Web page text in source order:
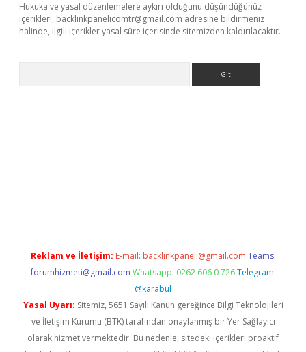
Hukuka ve yasal düzenlemelere aykırı olduğunu düşündüğünüz
içerikleri, backlinkpanelicomtr@gmail.com adresine bildirmeniz
halinde, ilgili içerikler yasal süre içerisinde sitemizden kaldırılacaktır.
Reklam ve İletişim: E-mail: backlinkpaneli@gmail.com Teams:
forumhizmeti@gmail.com Whatsapp: 0262 606 0 726 Telegram:
@karabul
Yasal Uyarı: Sitemiz, 5651 Sayılı Kanun gereğince Bilgi Teknolojileri
ve İletişim Kurumu (BTK) tarafından onaylanmış bir Yer Sağlayıcı
olarak hizmet vermektedir. Bu nedenle, sitedeki içerikleri proaktif